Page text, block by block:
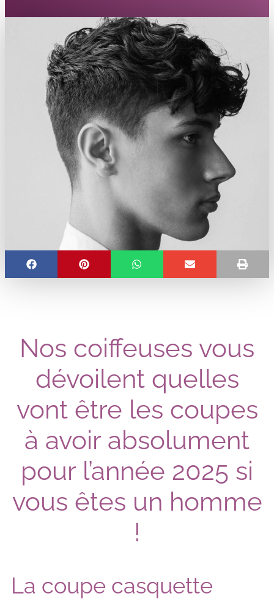
Nos coiffeuses vous
dévoilent quelles
vont être les coupes
à avoir absolument
pour l’année 2025 si
vous êtes un homme
!
La coupe casquette